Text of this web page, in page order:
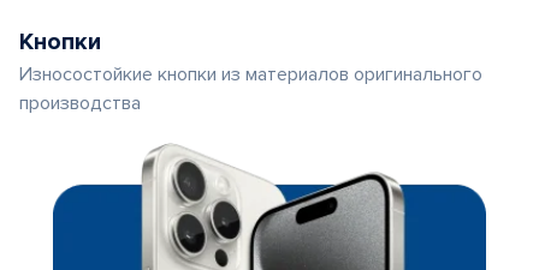
Кнопки
Износостойкие кнопки из материалов оригинального
производства